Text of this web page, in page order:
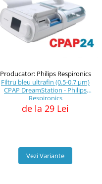
Producator: Philips Respironics
Filtru bleu ultrafin (0.5-0.7 μm)
CPAP DreamStation - Philips
Respironics
de la 29 Lei
Vezi Variante